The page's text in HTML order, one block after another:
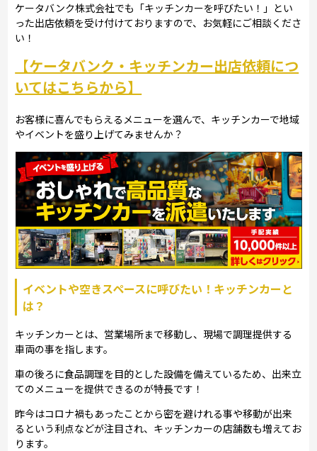
ケータバンク株式会社でも「キッチンカーを呼びたい！」とい
った出店依頼を受け付けておりますので、お気軽にご相談くださ
い！
【ケータバンク・キッチンカー出店依頼につ
いてはこちらから】
お客様に喜んでもらえるメニューを選んで、キッチンカーで地域
やイベントを盛り上げてみませんか？
イベントや空きスペースに呼びたい！キッチンカーと
は？
キッチンカーとは、営業場所まで移動し、現場で調理提供する
車両の事を指します。
車の後ろに食品調理を目的とした設備を備えているため、出来立
てのメニューを提供できるのが特長です！
昨今はコロナ禍もあったことから密を避けれる事や移動が出来
るという利点などが注目され、キッチンカーの店舗数も増えてお
ります。